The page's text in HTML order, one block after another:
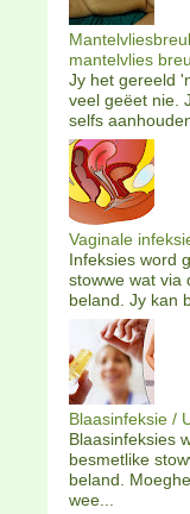
mantelvlies
Jy het gereeld
veel geëet nie.
selfs
Vaginale
Infeksies word
stowwe wat via
beland. Jy kan
Blaasinfeksie /
Blaasinfeksies
besmetlike
beland.
wee...